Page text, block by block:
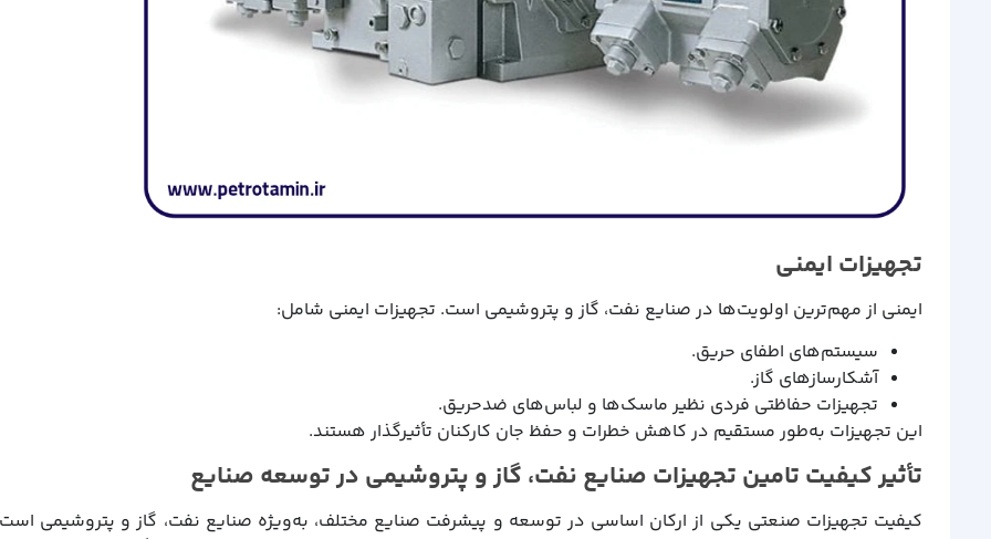
تجهیزات ایمنی
ایمنی از مهم‌ترین اولویت‌ها در صنایع نفت، گاز و پتروشیمی است. تجهیزات ایمنی شامل:
سیستم‌های اطفای حریق.
آشکارسازهای گاز.
تجهیزات حفاظتی فردی نظیر ماسک‌ها و لباس‌های ضدحریق.
این تجهیزات به‌طور مستقیم در کاهش خطرات و حفظ جان کارکنان تأثیرگذار هستند.
تأثیر کیفیت تامین تجهیزات صنایع نفت، گاز و پتروشیمی در توسعه صنایع
کیفیت تجهیزات صنعتی یکی از ارکان اساسی در توسعه و پیشرفت صنایع مختلف، به‌ویژه صنایع نفت، گاز و پتروشیمی